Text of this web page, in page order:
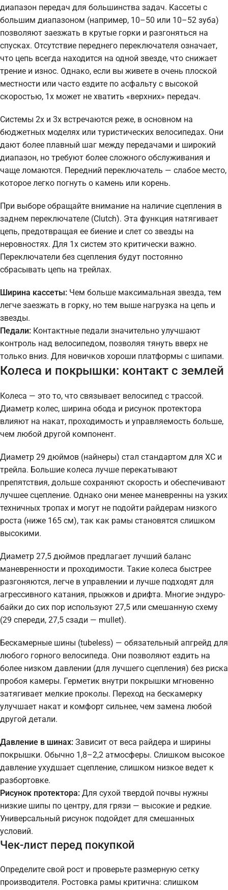
диапазон передач для большинства задач. Кассеты с
большим диапазоном (например, 10–50 или 10–52 зуба)
позволяют заезжать в крутые горки и разгоняться на
спусках. Отсутствие переднего переключателя означает,
что цепь всегда находится на одной звезде, что снижает
трение и износ. Однако, если вы живете в очень плоской
местности или часто ездите по асфальту с высокой
скоростью, 1x может не хватить «верхних» передач.
Системы 2x и 3x встречаются реже, в основном на
бюджетных моделях или туристических велосипедах. Они
дают более плавный шаг между передачами и широкий
диапазон, но требуют более сложного обслуживания и
чаще ломаются. Передний переключатель — слабое место,
которое легко погнуть о камень или корень.
При выборе обращайте внимание на наличие сцепления в
заднем переключателе (Clutch). Эта функция натягивает
цепь, предотвращая ее биение и слет со звезды на
неровностях. Для 1x систем это критически важно.
Переключатели без сцепления будут постоянно
сбрасывать цепь на трейлах.
Ширина кассеты: Чем больше максимальная звезда, тем
легче заезжать в горку, но тем выше нагрузка на цепь и
звезды.
Педали: Контактные педали значительно улучшают
контроль над велосипедом, позволяя тянуть вверх не
только вниз. Для новичков хороши платформы с шипами.
Колеса и покрышки: контакт с землей
Колеса — это то, что связывает велосипед с трассой.
Диаметр колес, ширина обода и рисунок протектора
влияют на накат, проходимость и управляемость больше,
чем любой другой компонент.
Диаметр 29 дюймов (найнеры) стал стандартом для XC и
трейла. Большие колеса лучше перекатывают
препятствия, дольше сохраняют скорость и обеспечивают
лучшее сцепление. Однако они менее маневренны на узких
техничных тропах и могут не подойти райдерам низкого
роста (ниже 165 см), так как рамы становятся слишком
высокими.
Диаметр 27,5 дюймов предлагает лучший баланс
маневренности и проходимости. Такие колеса быстрее
разгоняются, легче в управлении и лучше подходят для
агрессивного катания, прыжков и дрифта. Многие эндуро-
байки до сих пор используют 27,5 или смешанную схему
(29 спереди, 27,5 сзади — mullet).
Бескамерные шины (tubeless) — обязательный апгрейд для
любого горного велосипеда. Они позволяют ездить на
более низком давлении (для лучшего сцепления) без риска
пробоя камеры. Герметик внутри покрышки мгновенно
затягивает мелкие проколы. Переход на бескамерку
улучшает накат и комфорт сильнее, чем замена любой
другой детали.
Давление в шинах: Зависит от веса райдера и ширины
покрышки. Обычно 1,8–2,2 атмосферы. Слишком высокое
давление ухудшает сцепление, слишком низкое ведет к
разбортовке.
Рисунок протектора: Для сухой твердой почвы нужны
низкие шипы по центру, для грязи — высокие и редкие.
Универсальный рисунок подойдет для смешанных
условий.
Чек-лист перед покупкой
Определите свой рост и проверьте размерную сетку
производителя. Ростовка рамы критична: слишком